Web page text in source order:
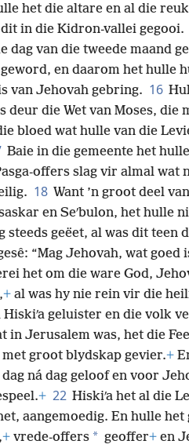
het die altare en al die
in die Kidron-vallei gegooi.
dag van die tweede maand
en daarom het hulle
van Jehovah gebring. 16
deur die Wet van Moses, die
bloed wat hulle van die
Baie in die gemeente het
offers slag vir almal wat
18 Want ’n groot deel
en Seʹbulon, het hulle
steeds geëet, al was dit teen
“Mag Jehovah, wat goed
het om die ware God,
+ al was hy nie rein vir die
geluister en die volk
in Jerusalem was, het die
met groot blydskap gevier.+
ná dag geloof en voor
+ 22 Hiskiʹa het al die
aangemoedig. En hulle het
+ vrede-offers * geoffer+ en